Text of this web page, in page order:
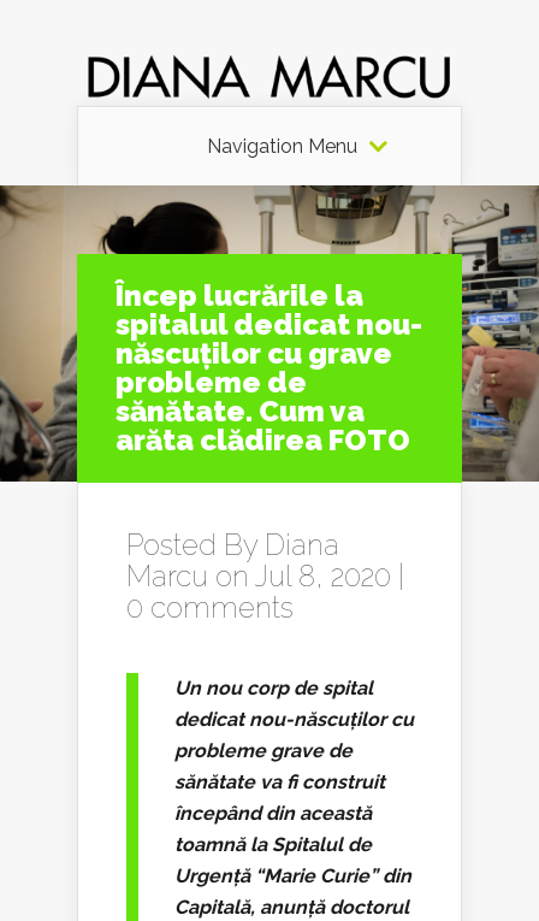
Navigation Menu
Încep lucrările la
spitalul dedicat nou-
născuților cu grave
probleme de
sănătate. Cum va
arăta clădirea FOTO
Posted By Diana
Marcu on Jul 8, 2020 |
0 comments
Un nou corp de spital
dedicat nou-născuților cu
probleme grave de
sănătate va fi construit
începând din această
toamnă la Spitalul de
Urgență “Marie Curie” din
Capitală, anunță doctorul